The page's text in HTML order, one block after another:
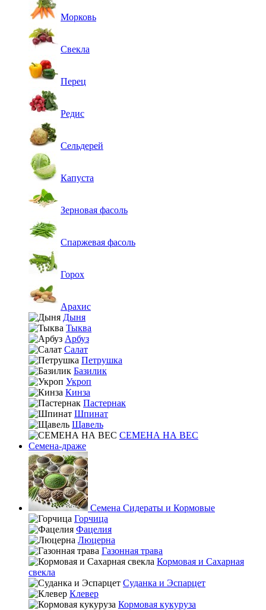
Морковь
Свекла
Перец
Редис
Сельдерей
Капуста
Зерновая фасоль
Спаржевая фасоль
Горох
Арахис
Дыня
Тыква
Арбуз
Салат
Петрушка
Базилик
Укроп
Кинза
Пастернак
Шпинат
Щавель
СЕМЕНА НА ВЕС
Семена-драже
Семена Сидераты и Кормовые
Горчица
Фацелия
Люцерна
Газонная трава
Кормовая и Сахарная
свекла
Суданка и Эспарцет
Клевер
Кормовая кукуруза